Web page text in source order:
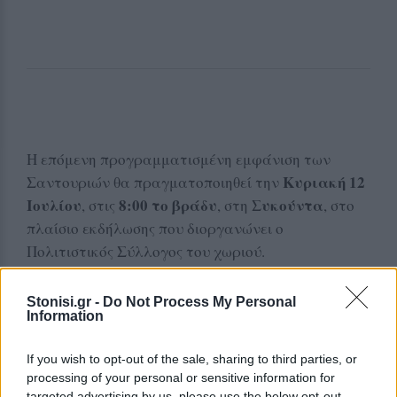
Stonisi.gr - Do Not Process My Personal
Information
If you wish to opt-out of the sale, sharing to third parties, or
processing of your personal or sensitive information for
Η επόμενη προγραμματισμένη εμφάνιση των
Σαντουριών θα πραγματοποιηθεί την Κυριακή 12
Ιουλίου, στις 8:00 το βράδυ, στη Συκούντα, στο
πλαίσιο εκδήλωσης που διοργανώνει ο
Πολιτιστικός Σύλλογος του χωριού.
Δείτε περισσότερα άρθρα μας στα αποτελέσματα
Add stonisi.gr on Google ↗